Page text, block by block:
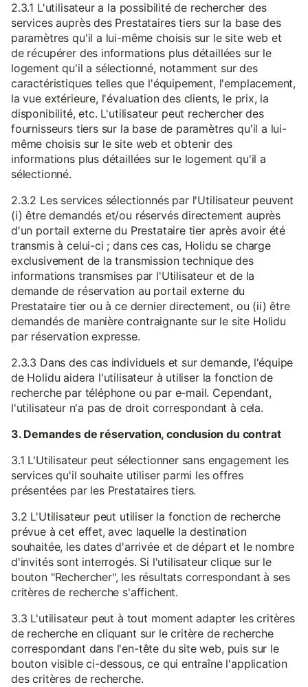
2.3.1 L'utilisateur a la possibilité de rechercher des
services auprès des Prestataires tiers sur la base des
paramètres qu'il a lui-même choisis sur le site web et
de récupérer des informations plus détaillées sur le
logement qu'il a sélectionné, notamment sur des
caractéristiques telles que l'équipement, l'emplacement,
la vue extérieure, l'évaluation des clients, le prix, la
disponibilité, etc. L'utilisateur peut rechercher des
fournisseurs tiers sur la base de paramètres qu'il a lui-
même choisis sur le site web et obtenir des
informations plus détaillées sur le logement qu'il a
sélectionné.
2.3.2 Les services sélectionnés par l'Utilisateur peuvent
(i) être demandés et/ou réservés directement auprès
d'un portail externe du Prestataire tier après avoir été
transmis à celui-ci ; dans ces cas, Holidu se charge
exclusivement de la transmission technique des
informations transmises par l'Utilisateur et de la
demande de réservation au portail externe du
Prestataire tier ou à ce dernier directement, ou (ii) être
demandés de manière contraignante sur le site Holidu
par réservation expresse.
2.3.3 Dans des cas individuels et sur demande, l'équipe
de Holidu aidera l'utilisateur à utiliser la fonction de
recherche par téléphone ou par e-mail. Cependant,
l'utilisateur n'a pas de droit correspondant à cela.
3. Demandes de réservation, conclusion du contrat
3.1 L'Utilisateur peut sélectionner sans engagement les
services qu'il souhaite utiliser parmi les offres
présentées par les Prestataires tiers.
3.2 L'Utilisateur peut utiliser la fonction de recherche
prévue à cet effet, avec laquelle la destination
souhaitée, les dates d'arrivée et de départ et le nombre
d'invités sont interrogés. Si l'utilisateur clique sur le
bouton "Rechercher", les résultats correspondant à ses
critères de recherche s'affichent.
3.3 L'utilisateur peut à tout moment adapter les critères
de recherche en cliquant sur le critère de recherche
correspondant dans l'en-tête du site web, puis sur le
bouton visible ci-dessous, ce qui entraîne l'application
des critères de recherche.